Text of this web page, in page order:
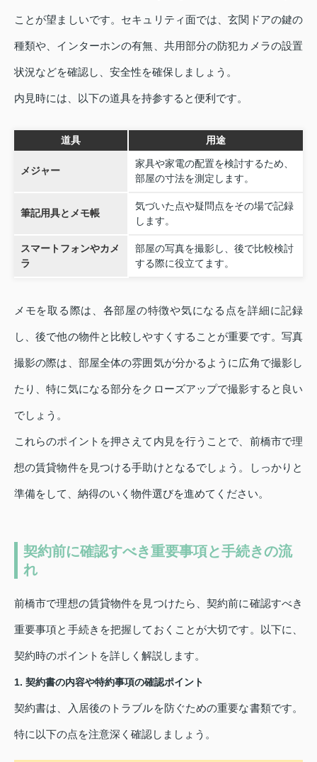
ことが望ましいです。セキュリティ面では、玄関ドアの鍵の
種類や、インターホンの有無、共用部分の防犯カメラの設置
状況などを確認し、安全性を確保しましょう。
内見時には、以下の道具を持参すると便利です。
道具 用途
メジャー
家具や家電の配置を検討するため、
部屋の寸法を測定します。
筆記用具とメモ帳
気づいた点や疑問点をその場で記録
します。
スマートフォンやカメ
ラ
部屋の写真を撮影し、後で比較検討
する際に役立てます。
メモを取る際は、各部屋の特徴や気になる点を詳細に記録
し、後で他の物件と比較しやすくすることが重要です。写真
撮影の際は、部屋全体の雰囲気が分かるように広角で撮影し
たり、特に気になる部分をクローズアップで撮影すると良い
でしょう。
これらのポイントを押さえて内見を行うことで、前橋市で理
想の賃貸物件を見つける手助けとなるでしょう。しっかりと
準備をして、納得のいく物件選びを進めてください。
契約前に確認すべき重要事項と手続きの流
れ
前橋市で理想の賃貸物件を見つけたら、契約前に確認すべき
重要事項と手続きを把握しておくことが大切です。以下に、
契約時のポイントを詳しく解説します。
1. 契約書の内容や特約事項の確認ポイント
契約書は、入居後のトラブルを防ぐための重要な書類です。
特に以下の点を注意深く確認しましょう。